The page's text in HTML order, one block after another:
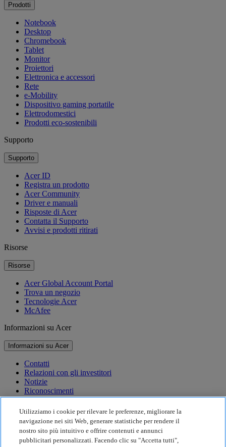
Prodotti
Notebook
Desktop
Chromebook
Tablet
Monitor
Proiettori
Elettronica e accessori
Rete
e-Mobility
Dispositivo gaming portatile
Elettrodomestici
Prodotti eco-sostenibili
Supporto
Supporto
Acer ID
Registra un prodotto
Acer Community
Driver e manuali
Risposte di Acer
Contatta il Supporto
Avvisi e prodotti ritirati
Risorse
Risorse
Acer Global Account Portal
Trova un negozio
Tecnologie Acer
McAfee
Informazioni su Acer
Informazioni su Acer
Contatti
Relazioni con gli investitori
Notizie
Riconoscimenti
Eventi
Sostenibilità
Sostenibilità
Utilizziamo i cookie per rilevare le preferenze, migliorare la
navigazione nei siti Web, generare statistiche per rendere il
nostro sito più intuitivo e offrire contenuti e annunci
pubblicitari personalizzati. Facendo clic su "Accetta tutti",